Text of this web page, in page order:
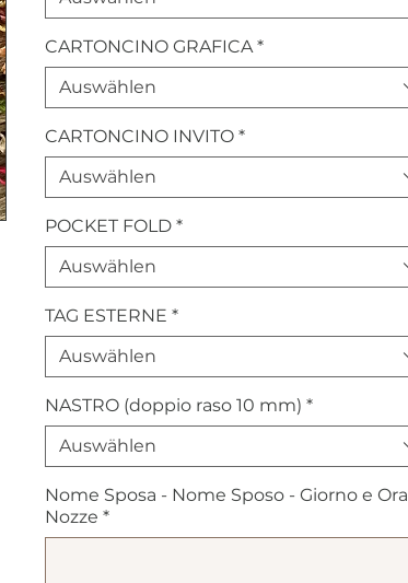
CARTONCINO GRAFICA *
Auswählen
CARTONCINO INVITO *
Auswählen
POCKET FOLD *
Auswählen
TAG ESTERNE *
Auswählen
NASTRO (doppio raso 10 mm) *
Auswählen
Nome Sposa - Nome Sposo - Giorno e Ora
Nozze *